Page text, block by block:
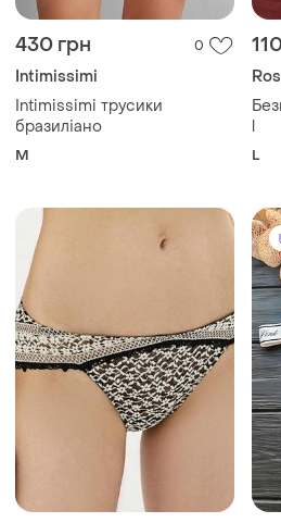
430 грн 0
Intimissimi
Intimissimi трусики
бразиліано
M
l
L